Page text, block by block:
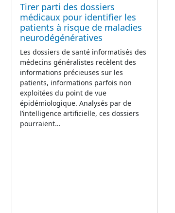
Tirer parti des dossiers
médicaux pour identifier les
patients à risque de maladies
neurodégénératives
Les dossiers de santé informatisés des
médecins généralistes recèlent des
informations précieuses sur les
patients, informations parfois non
exploitées du point de vue
épidémiologique. Analysés par de
l’intelligence artificielle, ces dossiers
pourraient…